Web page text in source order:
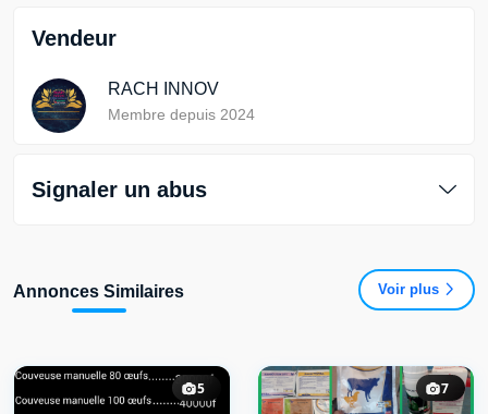
Vendeur
RACH INNOV
Membre depuis 2024
Signaler un abus
Annonces Similaires Voir plus
5 7